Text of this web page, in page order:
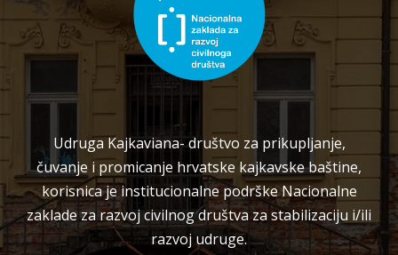
Udruga Kajkaviana- društvo za prikupljanje,
čuvanje i promicanje hrvatske kajkavske baštine,
korisnica je institucionalne podrške Nacionalne
zaklade za razvoj civilnog društva za stabilizaciju i/ili
razvoj udruge.